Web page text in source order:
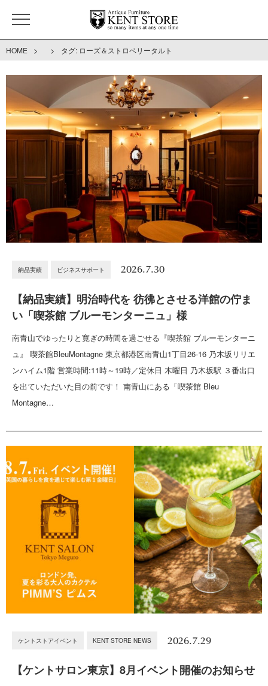
HOME > > タグ: ローズ＆ストロベリータルト
納品実績 ビジネスサポート 2026.7.30
【納品実績】明治時代を 彷彿とさせる洋館の佇ま
い「喫茶館 ブルーモンターニュ」様
南青山でゆったりと寛ぎの時間を過ごせる『喫茶館 ブルーモンターニ
ュ』 喫茶館BleuMontagne 東京都港区南青山1丁目26-16 乃木坂リリエ
ンハイム1階 営業時間:11時～19時／定休日 木曜日 乃木坂駅 ３番出口
を出ていただいた目の前です！ 南青山にある「喫茶館 Bleu
Montagne…
ケントストアイベント KENT STORE NEWS 2026.7.29
【ケントサロン東京】8月イベント開催のお知らせ